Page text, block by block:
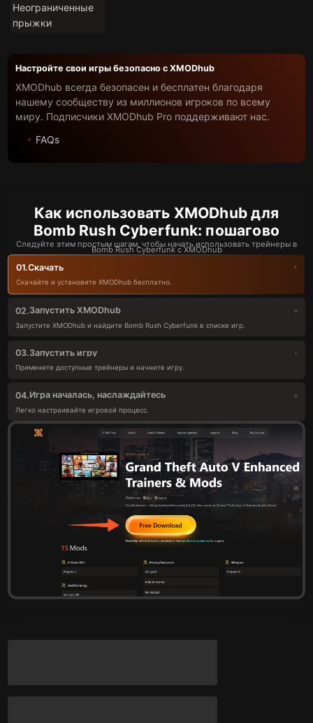
Неограниченные
прыжки
Настройте свои игры безопасно с XMODhub
XMODhub всегда безопасен и бесплатен благодаря
нашему сообществу из миллионов игроков по всему
миру. Подписчики XMODhub Pro поддерживают нас.
FAQs
Как использовать XMODhub для
Bomb Rush Cyberfunk: пошагово
Следуйте этим простым шагам, чтобы начать использовать трейнеры в
Bomb Rush Cyberfunk с XMODhub
01.Скачать
Скачайте и установите XMODhub бесплатно.
02.Запустить XMODhub
Запустите XMODhub и найдите Bomb Rush Cyberfunk в списке игр.
03.Запустить игру
Примените доступные трейнеры и начните игру.
04.Игра началась, наслаждайтесь
Легко настраивайте игровой процесс.